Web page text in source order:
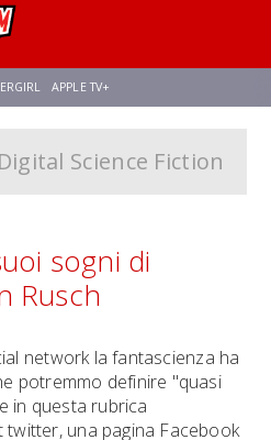
APPLE TV+
STAR TREK AVENGERS: DOOMSDAY
Science Fiction
sogni di
Rusch
network la fantascienza ha
potremmo definire "quasi
in questa rubrica
una pagina Facebook